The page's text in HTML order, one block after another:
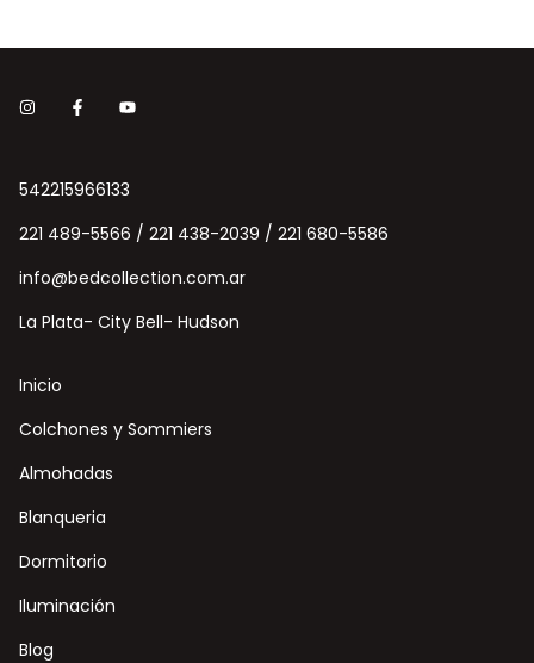
542215966133
221 489-5566 / 221 438-2039 / 221 680-5586
info@bedcollection.com.ar
La Plata- City Bell- Hudson
Inicio
Colchones y Sommiers
Almohadas
Blanqueria
Dormitorio
Iluminación
Blog